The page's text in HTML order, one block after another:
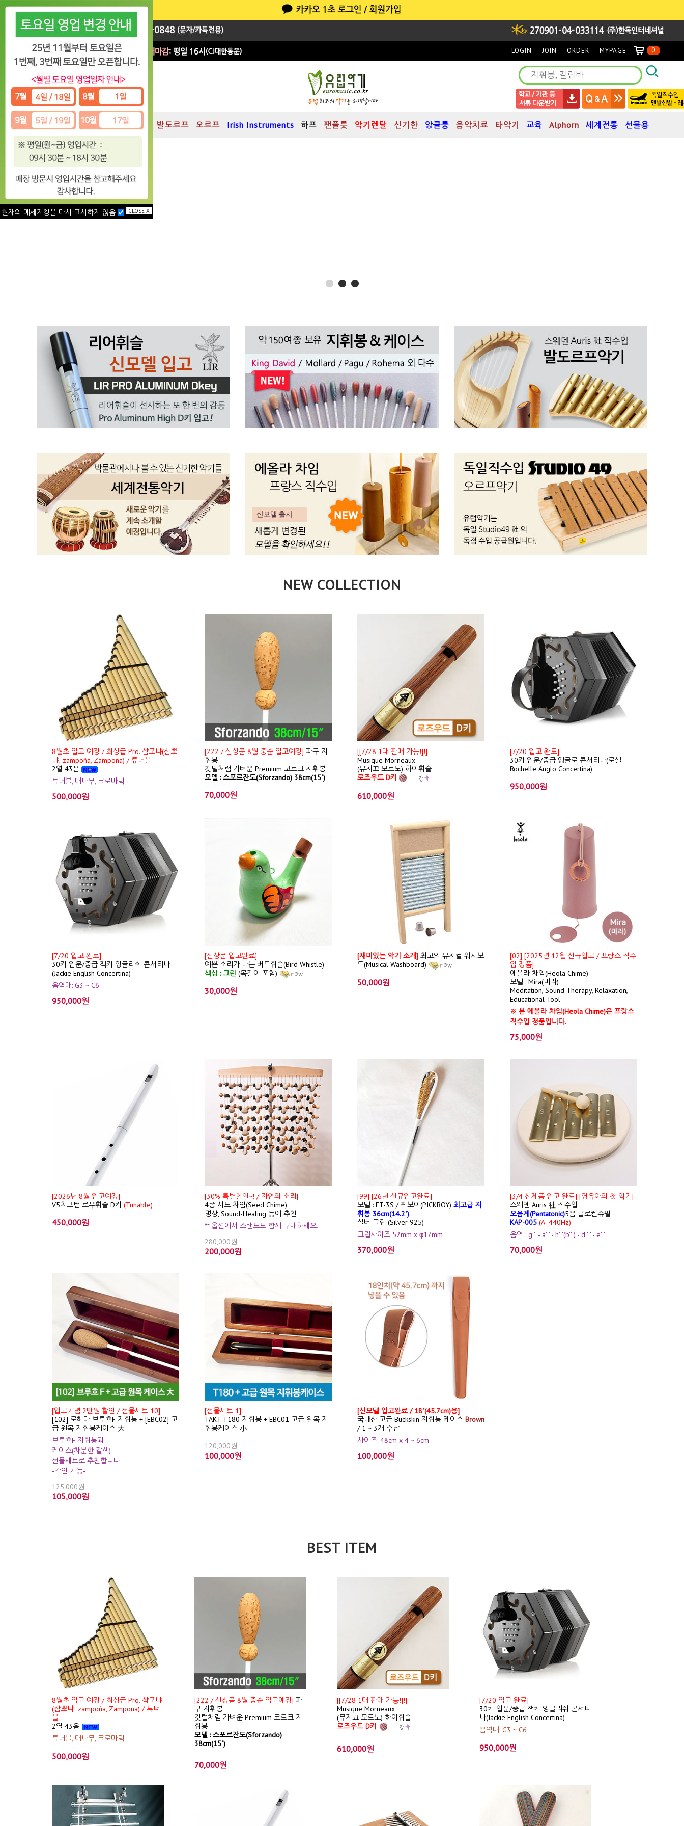
LOGIN JOIN ORDER MYPAGE 0
지휘봉 대박 Sale 차임 발도르프 오르프 Irish Instruments 하프 팬플릇 악기렌탈 신기한 앙클룽 음악치료 타악기 교육 Alphorn 세계전통 선물용
NEW COLLECTION
8월초 입고 예정 / 최상급 Pro. 샴포냐(삼뽀
냐; zampoña, Zampona) / 튜너블
2열 43음
튜너블, 대나무, 크로마틱
500,000원
[222 / 신상품 8월 중순 입고예정] 파구 지
휘봉
깃털처럼 가벼운 Premium 코르크 지휘봉
모델 : 스포르잔도(Sforzando) 38cm(15")
70,000원
[[7/28 1대 판매 가능!]!]
Musique Morneaux
(뮤지끄 모르노) 하이휘슬
로즈우드 D키
610,000원
[7/20 입고 완료]
30키 입문/중급 앵글로 콘서티나(로셸
Rochelle Anglo Concertina)
950,000원
[7/20 입고 완료]
30키 입문/중급 잭키 잉글리쉬 콘서티나
(Jackie English Concertina)
음역대: G3 ~ C6
950,000원
[신상품 입고완료]
예쁜 소리가 나는 버드휘슬(Bird Whistle)
색상 : 그린 (목걸이 포함)
30,000원
[재미있는 악기 소개] 최고의 뮤지컬 워시보
드(Musical Washboard)
50,000원
[02] [2025년 12월 신규입고 / 프랑스 직수
입 정품]
에올라 차임(Heola Chime)
모델 : Mira(미라)
Meditation, Sound Therapy, Relaxation,
Educational Tool
※ 본 에올라 차임(Heola Chime)은 프랑스
직수입 정품입니다.
75,000원
[2026년 8월 입고예정]
V5치프턴 로우휘슬 D키 (Tunable)
450,000원
[30% 특별할인~! / 자연의 소리]
4종 시드 차임(Seed Chime)
명상, Sound-Healing 등에 추천
** 옵션에서 스탠드도 함께 구매하세요.
280,000원
200,000원
[99] [26년 신규입고완료]
모델 : FT-3S / 픽보이(PICKBOY) 최고급 지
휘봉 36cm(14.2")
실버 그립 (Silver 925)
그립사이즈 52mm x φ17mm
370,000원
[3/4 신제품 입고 완료] [영유아의 첫 악기]
스웨덴 Auris 社 직수입
오음계(Pentatonic)5음 글로켄슈필
KAP-005 (A=440Hz)
음역 : g''' - a''' - h'''(b''') - d'''' - e''''
70,000원
[입고기념 2만원 할인 / 선물세트 10]
[102] 로헤마 브루흐F 지휘봉 + [EBC02] 고
급 원목 지휘봉케이스 大
브루흐F 지휘봉과
케이스(차분한 갈색)
선물세트로 추천합니다.
-각인 가능-
125,000원
105,000원
[선물세트 1]
TAKT T180 지휘봉 + EBC01 고급 원목 지
휘봉케이스 小
120,000원
100,000원
[신모델 입고완료 / 18"(45.7cm)용]
국내산 고급 Buckskin 지휘봉 케이스 Brown
/ 1 ~ 3개 수납
사이즈: 48cm x 4 ~ 6cm
100,000원
BEST ITEM
8월초 입고 예정 / 최상급 Pro. 샴포냐
(삼뽀냐; zampoña, Zampona) / 튜너
블
2열 43음
튜너블, 대나무, 크로마틱
500,000원
[222 / 신상품 8월 중순 입고예정] 파
구 지휘봉
깃털처럼 가벼운 Premium 코르크 지
휘봉
모델 : 스포르잔도(Sforzando)
38cm(15")
70,000원
[[7/28 1대 판매 가능!]!]
Musique Morneaux
(뮤지끄 모르노) 하이휘슬
로즈우드 D키
610,000원
[7/20 입고 완료]
30키 입문/중급 잭키 잉글리쉬 콘서티
나(Jackie English Concertina)
음역대: G3 ~ C6
950,000원
현재의 메세지창을 다시 표시하지 않음 CLOSE X